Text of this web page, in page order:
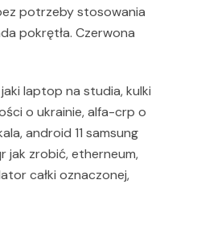
potrzeby stosowania
pokrętła. Czerwona
laptop na studia, kulki
o ukrainie, alfa-crp o
android 11 samsung
jak zrobić, etherneum,
całki oznaczonej,